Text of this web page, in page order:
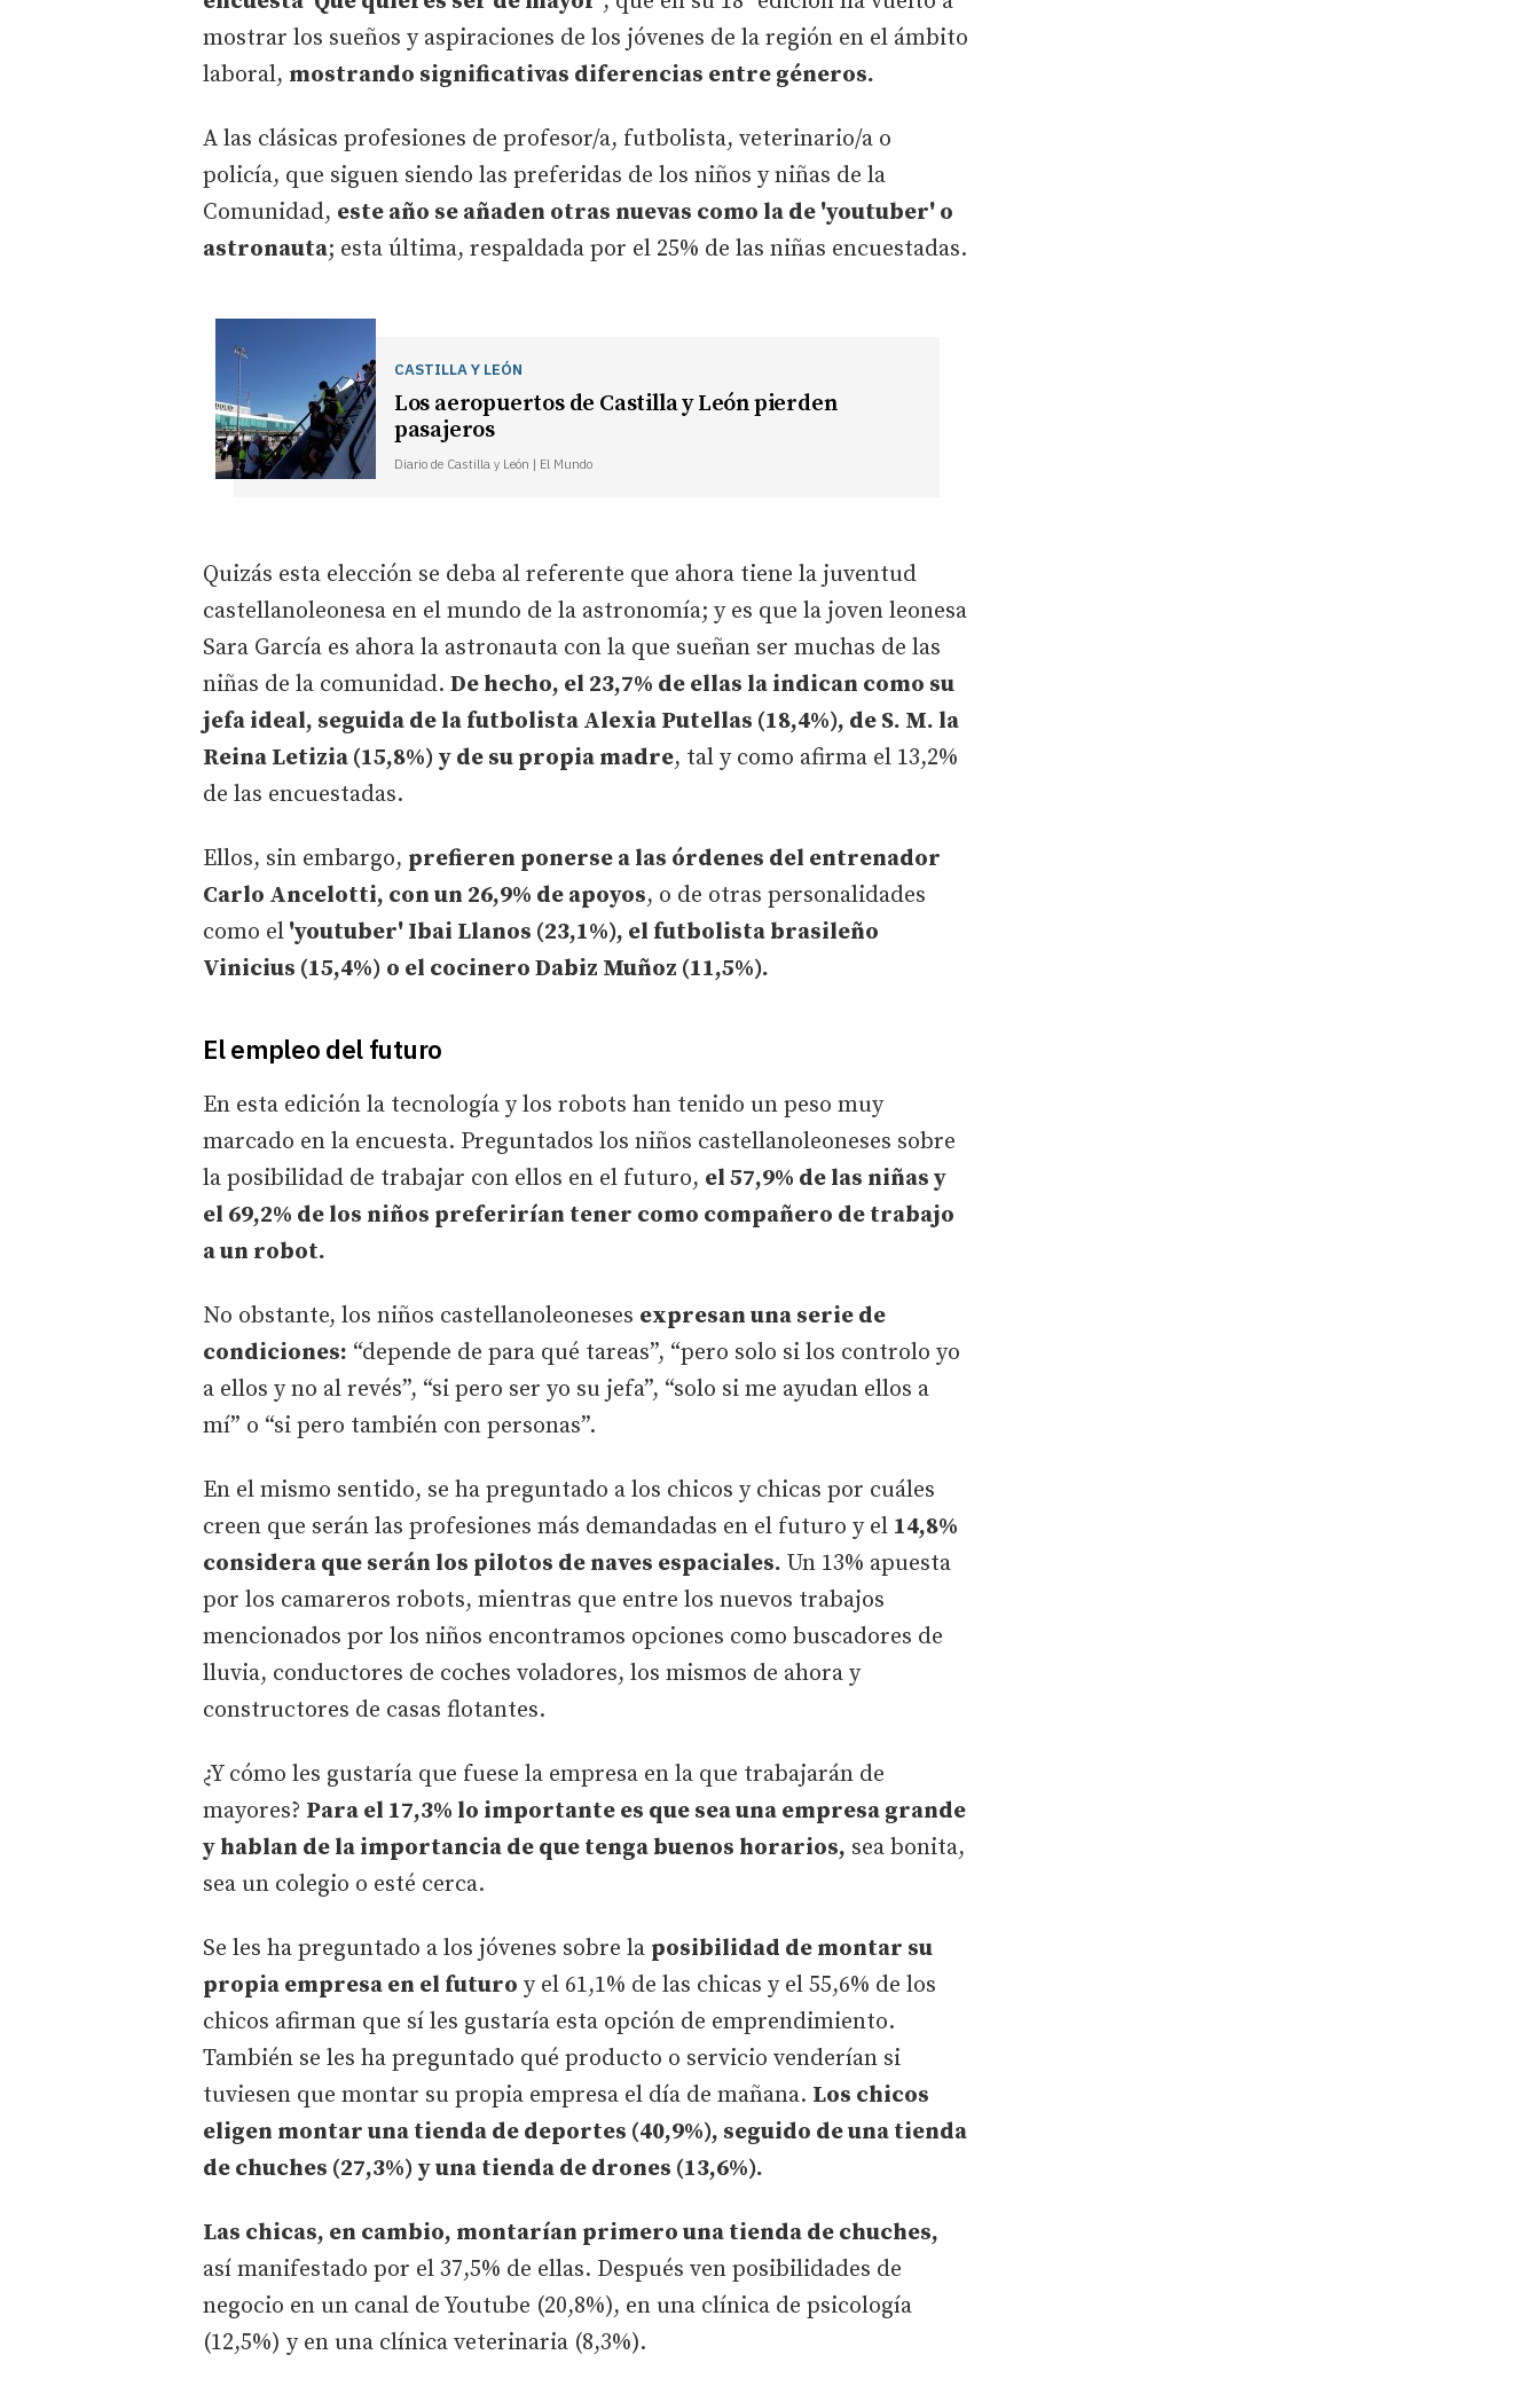
mostrar los sueños y aspiraciones de los jóvenes de la región en el ámbito
laboral, mostrando significativas diferencias entre géneros.
A las clásicas profesiones de profesor/a, futbolista, veterinario/a o
policía, que siguen siendo las preferidas de los niños y niñas de la
Comunidad, este año se añaden otras nuevas como la de 'youtuber' o
astronauta; esta última, respaldada por el 25% de las niñas encuestadas.
CASTILLA Y LEÓN
Los aeropuertos de Castilla y León pierden
pasajeros
Diario de Castilla y León | El Mundo
Quizás esta elección se deba al referente que ahora tiene la juventud
castellanoleonesa en el mundo de la astronomía; y es que la joven leonesa
Sara García es ahora la astronauta con la que sueñan ser muchas de las
niñas de la comunidad. De hecho, el 23,7% de ellas la indican como su
jefa ideal, seguida de la futbolista Alexia Putellas (18,4%), de S. M. la
Reina Letizia (15,8%) y de su propia madre, tal y como afirma el 13,2%
de las encuestadas.
Ellos, sin embargo, prefieren ponerse a las órdenes del entrenador
Carlo Ancelotti, con un 26,9% de apoyos, o de otras personalidades
como el 'youtuber' Ibai Llanos (23,1%), el futbolista brasileño
Vinicius (15,4%) o el cocinero Dabiz Muñoz (11,5%).
El empleo del futuro
En esta edición la tecnología y los robots han tenido un peso muy
marcado en la encuesta. Preguntados los niños castellanoleoneses sobre
la posibilidad de trabajar con ellos en el futuro, el 57,9% de las niñas y
el 69,2% de los niños preferirían tener como compañero de trabajo
a un robot.
No obstante, los niños castellanoleoneses expresan una serie de
condiciones: “depende de para qué tareas”, “pero solo si los controlo yo
a ellos y no al revés”, “si pero ser yo su jefa”, “solo si me ayudan ellos a
mí” o “si pero también con personas”.
En el mismo sentido, se ha preguntado a los chicos y chicas por cuáles
creen que serán las profesiones más demandadas en el futuro y el 14,8%
considera que serán los pilotos de naves espaciales. Un 13% apuesta
por los camareros robots, mientras que entre los nuevos trabajos
mencionados por los niños encontramos opciones como buscadores de
lluvia, conductores de coches voladores, los mismos de ahora y
constructores de casas flotantes.
¿Y cómo les gustaría que fuese la empresa en la que trabajarán de
mayores? Para el 17,3% lo importante es que sea una empresa grande
y hablan de la importancia de que tenga buenos horarios, sea bonita,
sea un colegio o esté cerca.
Se les ha preguntado a los jóvenes sobre la posibilidad de montar su
propia empresa en el futuro y el 61,1% de las chicas y el 55,6% de los
chicos afirman que sí les gustaría esta opción de emprendimiento.
También se les ha preguntado qué producto o servicio venderían si
tuviesen que montar su propia empresa el día de mañana. Los chicos
eligen montar una tienda de deportes (40,9%), seguido de una tienda
de chuches (27,3%) y una tienda de drones (13,6%).
Las chicas, en cambio, montarían primero una tienda de chuches,
así manifestado por el 37,5% de ellas. Después ven posibilidades de
negocio en un canal de Youtube (20,8%), en una clínica de psicología
(12,5%) y en una clínica veterinaria (8,3%).